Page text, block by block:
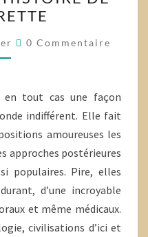
Commentaires
0 Commentaire
en tout cas une façon
indifférent. Elle fait
amoureuses les
approches postérieures
populaires. Pire, elles
d’une incroyable
et même médicaux.
civilisations d’ici et